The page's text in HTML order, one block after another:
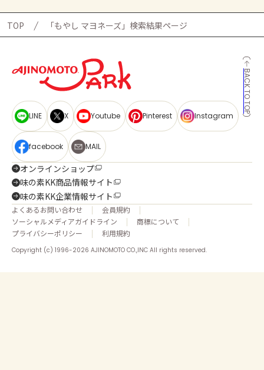
TOP 「もやし マヨネーズ」検索結果ページ
BACK TO TOP
LINE X Youtube Pinterest Instagram
facebook MAIL
オンラインショップ
味の素KK商品情報サイト
味の素KK企業情報サイト
よくあるお問い合わせ
会員規約
ソーシャルメディアガイドライン
商標について
プライバシーポリシー
利用規約
Copyright (c) 1996-2026 AJINOMOTO CO.,INC All rights reserved.